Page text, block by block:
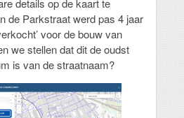
details op de kaart te
de Parkstraat werd pas 4 jaar
voor de bouw van
we stellen dat dit de oudst
is van de straatnaam?